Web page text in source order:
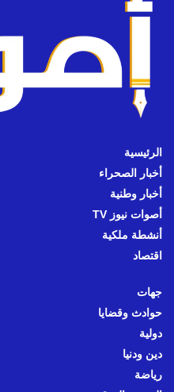
الرئيسية
أخبار الصحراء
أخبار وطنية
أصوات نيوز TV
أنشطة ملكية
اقتصاد
جهات
حوادث وقضايا
دولية
دين ودنيا
رياضة